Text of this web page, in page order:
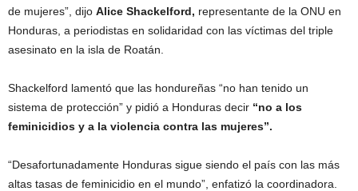
de mujeres”, dijo Alice Shackelford, representante de la ONU en
Honduras, a periodistas en solidaridad con las víctimas del triple
asesinato en la isla de Roatán.
Shackelford lamentó que las hondureñas “no han tenido un
sistema de protección” y pidió a Honduras decir “no a los
feminicidios y a la violencia contra las mujeres”.
“Desafortunadamente Honduras sigue siendo el país con las más
altas tasas de feminicidio en el mundo”, enfatizó la coordinadora.